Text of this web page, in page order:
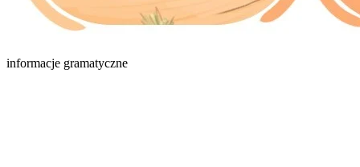
informacje gramatyczne